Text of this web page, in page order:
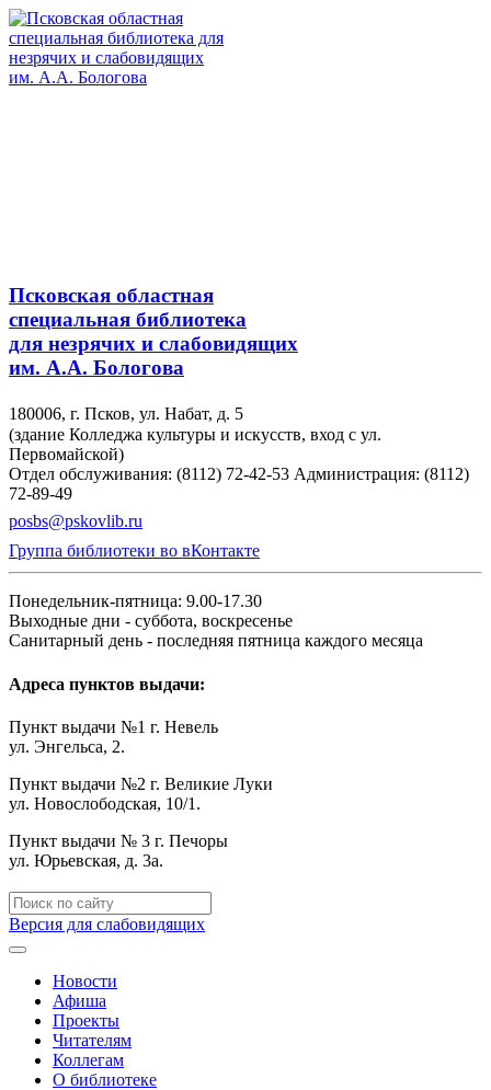
Псковская областная
специальная библиотека
для незрячих и слабовидящих
им. А.А. Бологова
180006, г. Псков, ул. Набат, д. 5
(здание Колледжа культуры и искусств, вход с ул.
Первомайской)
Отдел обслуживания: (8112) 72-42-53 Администрация: (8112)
72-89-49
posbs@pskovlib.ru
Группа библиотеки во вКонтакте
Понедельник-пятница: 9.00-17.30
Выходные дни - суббота, воскресенье
Санитарный день - последняя пятница каждого месяца
Адреса пунктов выдачи:
Пункт выдачи №1 г. Невель
ул. Энгельса, 2.
Пункт выдачи №2 г. Великие Луки
ул. Новослободская, 10/1.
Пункт выдачи № 3 г. Печоры
ул. Юрьевская, д. 3а.
Версия для слабовидящих
Новости
Афиша
Проекты
Читателям
Коллегам
О библиотеке